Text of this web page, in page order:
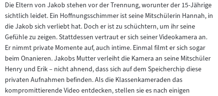
Die Eltern von Jakob stehen vor der Trennung, worunter der 15-Jährige
sichtlich leidet. Ein Hoffnungsschimmer ist seine Mitschülerin Hannah, in
die Jakob sich verliebt hat. Doch er ist zu schüchtern, um ihr seine
Gefühle zu zeigen. Stattdessen vertraut er sich seiner Videokamera an.
Er nimmt private Momente auf, auch intime. Einmal filmt er sich sogar
beim Onanieren. Jakobs Mutter verleiht die Kamera an seine Mitschüler
Henry und Erik – nicht ahnend, dass sich auf dem Speicherchip diese
privaten Aufnahmen befinden. Als die Klassenkameraden das
kompromittierende Video entdecken, stellen sie es nach einigen